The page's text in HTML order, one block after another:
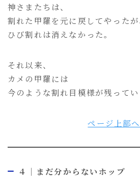
神さまたちは、
割れた甲羅を元に戻してやったが
ひび割れは消えなかった。
それ以来、
カメの甲羅には
今のような割れ目模様が残ってい
ページ上部へ
４｜まだ分からないホップ